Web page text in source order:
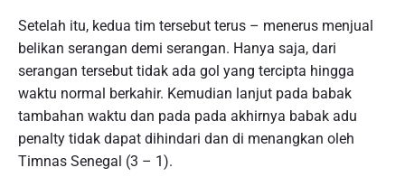
Setelah itu, kedua tim tersebut terus – menerus menjual
belikan serangan demi serangan. Hanya saja, dari
serangan tersebut tidak ada gol yang tercipta hingga
waktu normal berkahir. Kemudian lanjut pada babak
tambahan waktu dan pada pada akhirnya babak adu
penalty tidak dapat dihindari dan di menangkan oleh
Timnas Senegal (3 – 1).